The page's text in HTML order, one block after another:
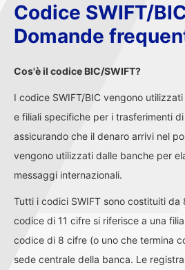
Codice SWIFT/
Domande
Cos'è il codice BIC/SWIFT?
I codice SWIFT/BIC vengono
e filiali specifiche per i trasferimenti
assicurando che il denaro arrivi nel
vengono utilizzati dalle banche per
messaggi internazionali.
Tutti i codici SWIFT sono costituiti da
codice di 11 cifre si riferisce a una
codice di 8 cifre (o uno che termina
sede centrale della banca. Le